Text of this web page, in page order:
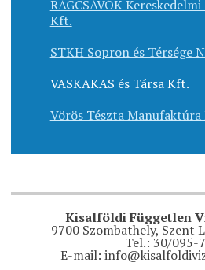
RÁGCSÁVÓK
Kft.
STKH Sopron és Térsége
VASKAKAS és Társa Kft.
Vörös Tészta
Kisalföldi Független
9700 Szombathely, Szent
Tel.: 30/095-
E-mail: